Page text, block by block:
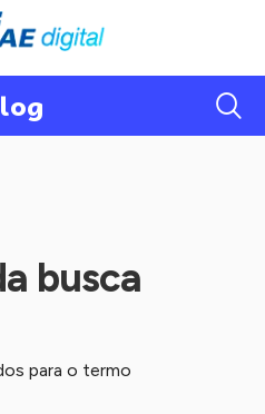
busca
para o termo